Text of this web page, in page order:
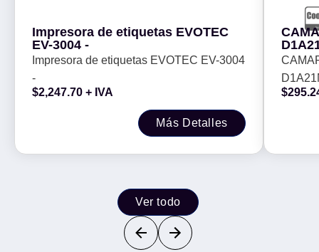
Impresora de etiquetas EVOTEC
EV-3004 -
Impresora de etiquetas EVOTEC EV-3004
-
$2,247.70 + IVA
Más Detalles
$
Ver todo